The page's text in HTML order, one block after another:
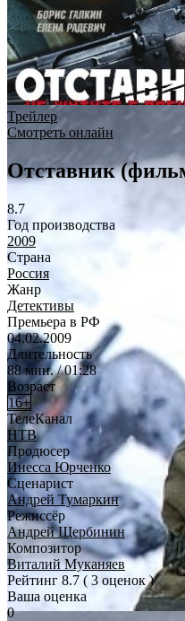
Трейлер
Смотреть онлайн
Отставник
8.7
Год производства
2009
Страна
Россия
Жанр
Детективы
Премьера в РФ
04.02.2009
Длительность
88 мин. / 01:28
Возраст
16+
ТелеКанал
НТВ
Продюсер
Инесса Юрченко
Сценарист
Андрей Тумаркин
Режиссёр
Андрей Щербинин
Композитор
Виталий Муканяев
Рейтинг 8.7 ( 3 оценок )
Ваша оценка
0